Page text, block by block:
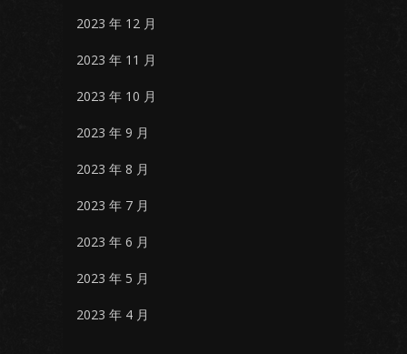
2023 年 12 月
2023 年 11 月
2023 年 10 月
2023 年 9 月
2023 年 8 月
2023 年 7 月
2023 年 6 月
2023 年 5 月
2023 年 4 月